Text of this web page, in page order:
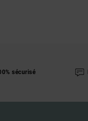
sécurisé